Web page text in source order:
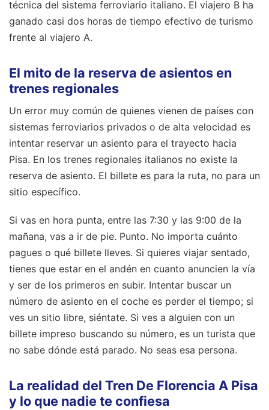
técnica del sistema ferroviario italiano. El viajero B ha
ganado casi dos horas de tiempo efectivo de turismo
frente al viajero A.
El mito de la reserva de asientos en
trenes regionales
Un error muy común de quienes vienen de países con
sistemas ferroviarios privados o de alta velocidad es
intentar reservar un asiento para el trayecto hacia
Pisa. En los trenes regionales italianos no existe la
reserva de asiento. El billete es para la ruta, no para un
sitio específico.
Si vas en hora punta, entre las 7:30 y las 9:00 de la
mañana, vas a ir de pie. Punto. No importa cuánto
pagues o qué billete lleves. Si quieres viajar sentado,
tienes que estar en el andén en cuanto anuncien la vía
y ser de los primeros en subir. Intentar buscar un
número de asiento en el coche es perder el tiempo; si
ves un sitio libre, siéntate. Si ves a alguien con un
billete impreso buscando su número, es un turista que
no sabe dónde está parado. No seas esa persona.
La realidad del Tren De Florencia A Pisa
y lo que nadie te confiesa